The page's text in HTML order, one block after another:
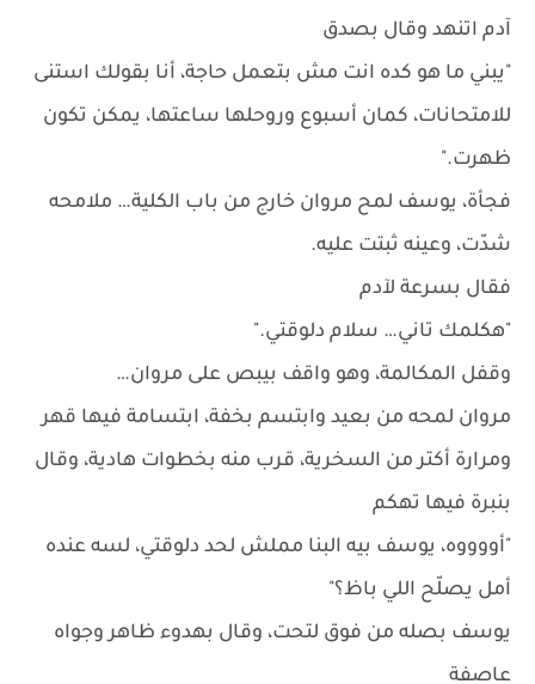
آدم اتنهد وقال بصدق
"يبني ما هو كده انت مش بتعمل حاجة، أنا بقولك استنى
للامتحانات، كمان أسبوع وروحلها ساعتها، يمكن تكون
ظهرت."
فجأة، يوسف لمح مروان خارج من باب الكلية… ملامحه
شدّت، وعينه ثبتت عليه.
فقال بسرعة لآدم
"هكلمك تاني… سلام دلوقتي."
وقفل المكالمة، وهو واقف بيبص على مروان…
مروان لمحه من بعيد وابتسم بخفة، ابتسامة فيها قهر
ومرارة أكتر من السخرية، قرب منه بخطوات هادية، وقال
بنبرة فيها تهكم
"أووووه، يوسف بيه البنا مملش لحد دلوقتي، لسه عنده
أمل يصلّح اللي باظ؟"
يوسف بصله من فوق لتحت، وقال بهدوء ظاهر وجواه
عاصفة